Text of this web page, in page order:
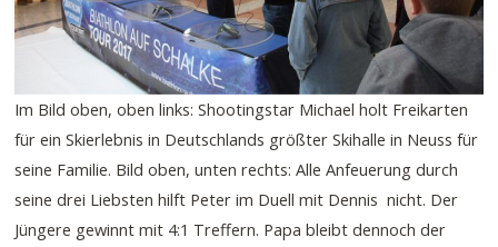
Im Bild oben, oben links: Shootingstar Michael holt Freikarten
für ein Skierlebnis in Deutschlands größter Skihalle in Neuss für
seine Familie. Bild oben, unten rechts: Alle Anfeuerung durch
seine drei Liebsten hilft Peter im Duell mit Dennis nicht. Der
Jüngere gewinnt mit 4:1 Treffern. Papa bleibt dennoch der